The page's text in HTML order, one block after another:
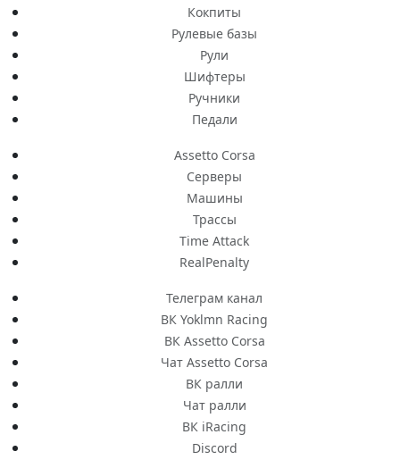
Кокпиты
Рулевые базы
Рули
Шифтеры
Ручники
Педали
Assetto Corsa
Серверы
Машины
Трассы
Time Attack
RealPenalty
Телеграм канал
ВК Yoklmn Racing
ВК Assetto Corsa
Чат Assetto Corsa
ВК ралли
Чат ралли
ВК iRacing
Discord